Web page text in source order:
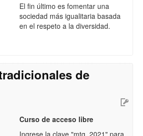
El fin último es fomentar una
sociedad más igualitaria basada
en el respetoa la diversidad.
de
Curso de acceso libre